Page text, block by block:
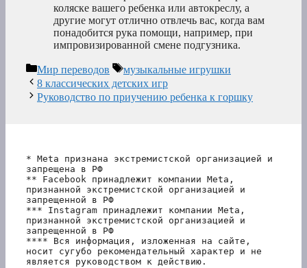
коляске вашего ребенка или автокреслу, а
другие могут отлично отвлечь вас, когда вам
понадобится рука помощи, например, при
импровизированной смене подгузника.
Рубрики
Мир переводов Метки
музыкальные игрушки
8 классических детских игр
Руководство по приучению ребенка к горшку
* Meta признана экстремистской организацией и
запрещена в РФ
** Facebook принадлежит компании Meta,
признанной экстремистской организацией и
запрещенной в РФ
*** Instagram принадлежит компании Meta,
признанной экстремистской организацией и
запрещенной в РФ
**** Вся информация, изложенная на сайте,
носит сугубо рекомендательный характер и не
является руководством к действию.